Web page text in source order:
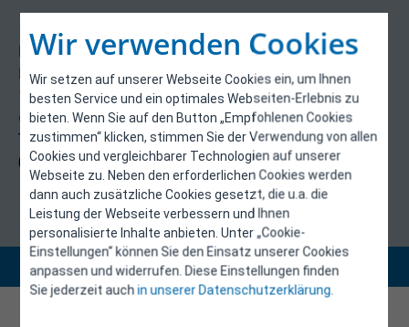
Wir verwenden Cookies
Wir setzen auf unserer Webseite Cookies ein, um Ihnen
besten Service und ein optimales Webseiten-Erlebnis zu
bieten. Wenn Sie auf den Button „Empfohlenen Cookies
zustimmen“ klicken, stimmen Sie der Verwendung von allen
Cookies und vergleichbarer Technologien auf unserer
Webseite zu. Neben den erforderlichen Cookies werden
dann auch zusätzliche Cookies gesetzt, die u.a. die
Leistung der Webseite verbessern und Ihnen
personalisierte Inhalte anbieten. Unter „Cookie-
Einstellungen“ können Sie den Einsatz unserer Cookies
anpassen und widerrufen. Diese Einstellungen finden
Sie jederzeit auchin unserer Datenschutzerklärung.
Kontakt
E-Control
Rudolfsplatz 13a
1010 Wien
energieeffizienz@e-control.at
Tel +43 1 5324724
(Mo, Mi-Fr 09:30-12:30 Uhr)
Copyright 2026 © E-Control